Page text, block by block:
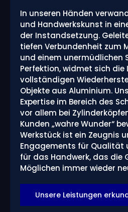
In unseren Händen
und Handwerkskunst in
der Instandsetzung.
tiefen Verbundenheit zum
und einem unermüdlichen
Perfektion, widmet sich die
vollständigen
Objekte aus Aluminium.
Expertise im Bereich des
vor allem bei
Kunden „wahre Wunder“
Werkstück ist ein Zeugnis
Engagements für Qualität
für das Handwerk, das die
Möglichen immer wieder
Unsere Leistungen